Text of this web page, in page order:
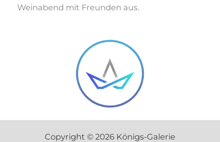
Weinabend mit Freunden aus.
Copyright © 2026 Königs-Galerie